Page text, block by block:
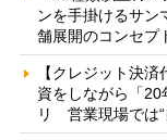
ンを手掛けるサ
舗展開のコンセプ
【クレジット決
資をしながら「20
リ 営業現場では“